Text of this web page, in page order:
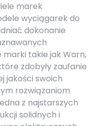
marek
wyciągarek do
dokonanie
takie jak Warn,
zdobyły zaufanie
jakości swoich
rozwiązaniom
z najstarszych
solidnych i